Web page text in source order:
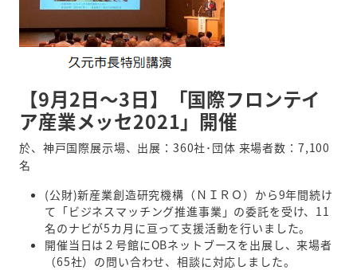
【9月2日～3日】「国際フロンテイ
ア産業メッセ2021」開催
於、神戸国際展示場、出展：360社･団体 来場者数：7,100
名
(公財)新産業創造研究機構（ＮＩＲＯ）から9年間続け
て「ビジネスマッチング推進事業」の委託を受け、11
名のナビが5カ月に亘って支援活動を行いました。
開催当日は２号館にOBネットブースを出展し、来場者
（65社）の問い合わせ、相談に対応しました。